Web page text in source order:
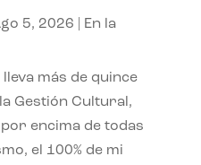
5, 2026
En la
más de quince
Gestión Cultural,
encima de todas
el 100% de mi